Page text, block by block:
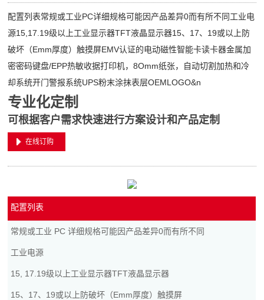
配置列表常规或工业PC详细规格可能因产品差异0而有所不同工业电
源15,17.19级以上工业显示器TFT液晶显示器15、17、19或以上防
破坏（Emm厚度）触摸屏EMV认证的电动磁性智能卡读卡器金属加
密密码键盘/EPP热敏收据打印机，8Omm纸张，自动切割加热和冷
却系统开门警报系统UPS粉末涂抹表层OEMLOGO&n
专业化定制
可根据客户需求快速进行方案设计和产品定制
在线订购
配置列表
常规或工业 PC 详细规格可能因产品差异0而有所不同
工业电源
15, 17.19级以上工业显示器TFT液晶显示器
15、17、19或以上防破坏（Emm厚度）触摸屏